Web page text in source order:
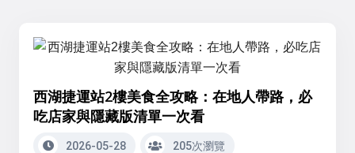
西湖捷運站2樓美食全攻略：在地人帶路，必
吃店家與隱藏版清單一次看
2026-05-28 205次瀏覽